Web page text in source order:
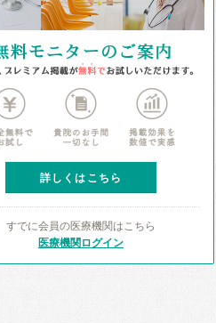
詳しくはこちら
すでに会員の医療機関はこちら
医療機関ログイン